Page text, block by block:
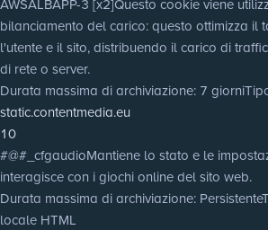
AWSALBAPP-3 [x2]Questo cookie viene
bilanciamento del carico: questo ottimizza il
l'utente e il sito, distribuendo il carico di
di rete o server.
Durata massima di archiviazione: 7 giorni
static.contentmedia.eu
10
#@#_cfgaudioMantiene lo stato e le
interagisce con i giochi online del sito web.
Durata massima di archiviazione: Persistente
locale HTML